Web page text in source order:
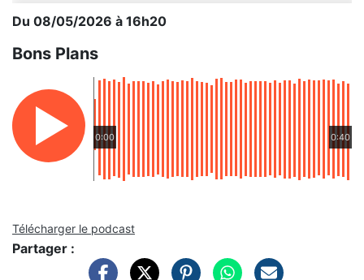
Du 08/05/2026 à 16h20
Bons Plans
0:00 0:40
Télécharger le podcast
Partager :